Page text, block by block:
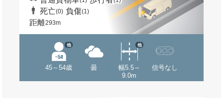
死亡(0) 負傷(1)
距離293m
45～54歳
他
曇
幅5.5～
9.0m
他
信号なし